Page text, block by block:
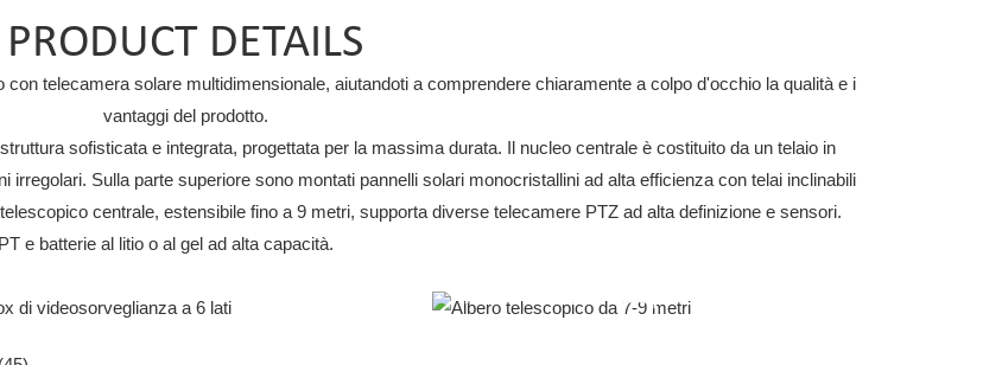
PRODUCT DETAILS
telecamera solare multidimensionale, aiutandoti a comprendere chiaramente a colpo d'occhio la qualità e i
vantaggi del prodotto.
sofisticata e integrata, progettata per la massima durata. Il nucleo centrale è costituito da un telaio in
Sulla parte superiore sono montati pannelli solari monocristallini ad alta efficienza con telai inclinabili
centrale, estensibile fino a 9 metri, supporta diverse telecamere PTZ ad alta definizione e sensori.
e batterie al litio o al gel ad alta capacità.
Box Di Videosorveglianza A 6
Albero Telescopico Da 7-9